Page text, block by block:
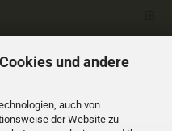
und andere
auch von
der Website zu